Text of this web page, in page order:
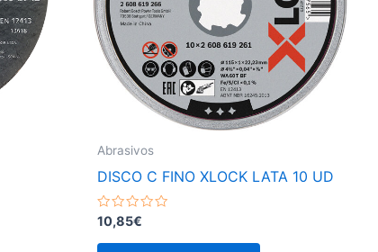
Abrasivos
DISCO C FINO XLOCK LATA 10 UD
Valorado
con
0
10,85€